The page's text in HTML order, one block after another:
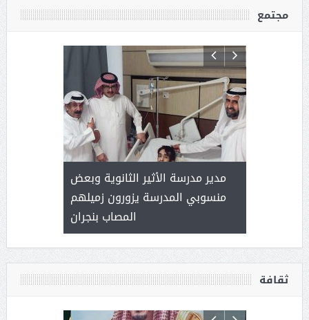
مجتمع
( محمد
مدير مدرسة الأثير الثانوية وبعض
منسوبي المدرسة يزورون زميلهم
المصاب بنجران
) .. ميراث
ثقافة